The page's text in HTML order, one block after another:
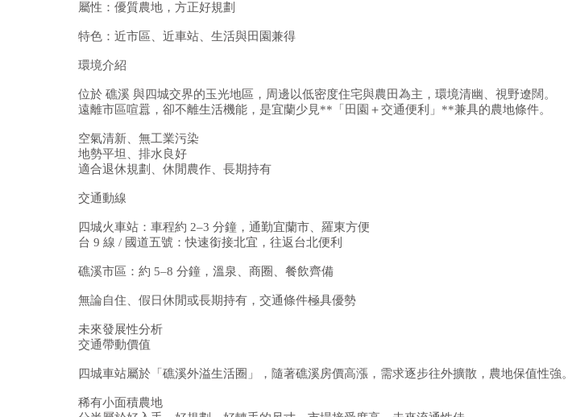
屬性：優質農地，方正好規劃
特色：近市區、近車站、生活與田園兼得
環境介紹
位於 礁溪 與四城交界的玉光地區，周邊以低密度住宅與農田為主，環境清幽、視野遼闊。
遠離市區喧囂，卻不離生活機能，是宜蘭少見**「田園＋交通便利」**兼具的農地條件。
空氣清新、無工業污染
地勢平坦、排水良好
適合退休規劃、休閒農作、長期持有
交通動線
四城火車站：車程約 2–3 分鐘，通勤宜蘭市、羅東方便
台 9 線 / 國道五號：快速銜接北宜，往返台北便利
礁溪市區：約 5–8 分鐘，溫泉、商圈、餐飲齊備
無論自住、假日休閒或長期持有，交通條件極具優勢
未來發展性分析
交通帶動價值
四城車站屬於「礁溪外溢生活圈」，隨著礁溪房價高漲，需求逐步往外擴散，農地保值性強。
稀有小面積農地